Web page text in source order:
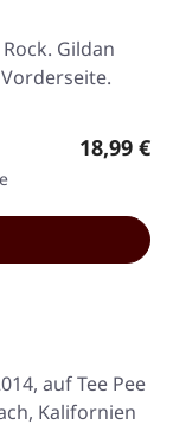
Gildan
Regulärer
18,99 €
auf Tee Pee
Kalifornien